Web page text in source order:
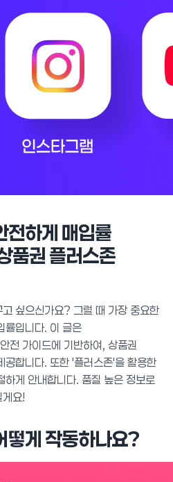
전하게 매입률
품권 플러스존
싶으신가요? 그럴 때 가장 중요한
률입니다. 이 글은
전 가이드에 기반하여, 상품권
공합니다. 또한 '플러스존'을 활용한
하게 안내합니다. 품질 높은 정보로
요!
떻게 작동하나요?